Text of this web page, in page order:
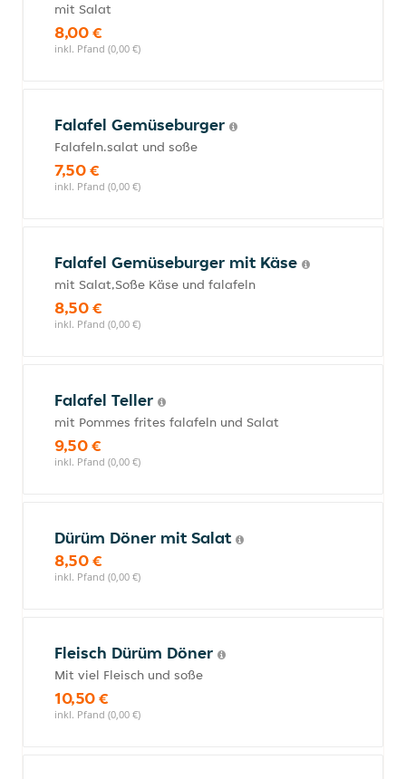
mit Salat
8,00 €
inkl. Pfand (0,00 €)
Falafel Gemüseburger
Falafeln.salat und soße
7,50 €
inkl. Pfand (0,00 €)
Falafel Gemüseburger mit Käse
mit Salat,Soße Käse und falafeln
8,50 €
inkl. Pfand (0,00 €)
Falafel Teller
mit Pommes frites falafeln und Salat
9,50 €
inkl. Pfand (0,00 €)
Dürüm Döner mit Salat
8,50 €
inkl. Pfand (0,00 €)
Fleisch Dürüm Döner
Mit viel Fleisch und soße
10,50 €
inkl. Pfand (0,00 €)